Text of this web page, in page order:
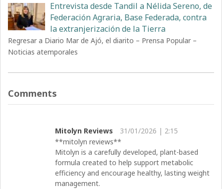
Entrevista desde Tandil a Nélida Sereno, de
Federación Agraria, Base Federada, contra
la extranjerización de la Tierra
Regresar a Diario Mar de Ajó, el diarito – Prensa Popular –
Noticias atemporales
Comments
Mitolyn Reviews
31/01/2026 | 2:15
**mitolyn reviews**
Mitolyn is a carefully developed, plant-based
formula created to help support metabolic
efficiency and encourage healthy, lasting weight
management.